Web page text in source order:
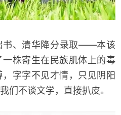
、清华降分录取——本该
株寄生在民族肌体上的毒
字字不见才情，只见阴阳
们不谈文学，直接扒皮。